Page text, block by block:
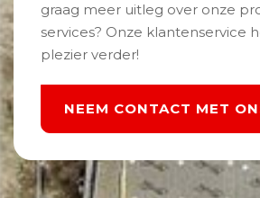
graag meer uitleg over onze
services? Onze klantenservice
plezier verder!
NEEM CONTACT MET